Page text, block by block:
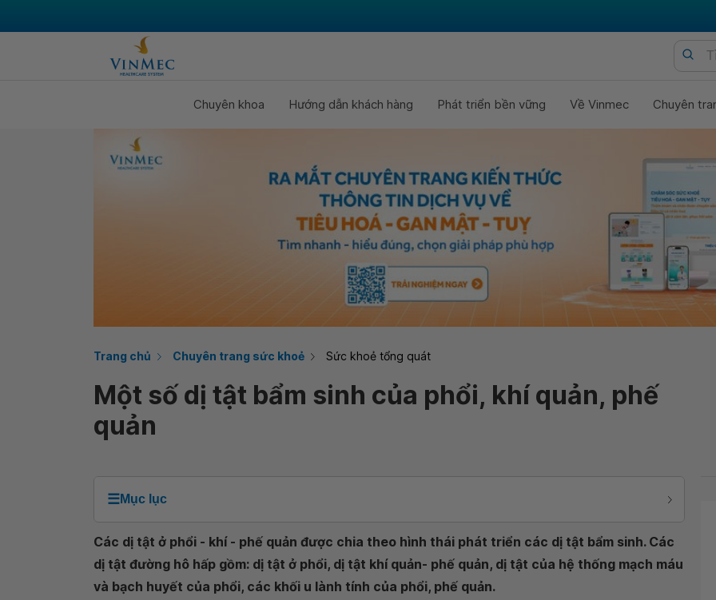
Chuyên khoa Hướng dẫn khách hàng Phát triển bền vững Về Vinmec Chuyên
Trang chủ Chuyên trang sức khoẻ Sức khoẻ tổng quát
Một số dị tật bẩm sinh của phổi, khí quản, phế
quản
☰Mục lục
Các dị tật ở phổi - khí - phế quản được chia theo hình thái phát triển các dị tật bẩm sinh. Các
dị tật đường hô hấp gồm: dị tật ở phổi, dị tật khí quản- phế quản, dị tật của hệ thống mạch máu
và bạch huyết của phổi, các khối u lành tính của phổi, phế quản.